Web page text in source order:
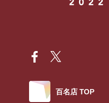
百名店 TOP